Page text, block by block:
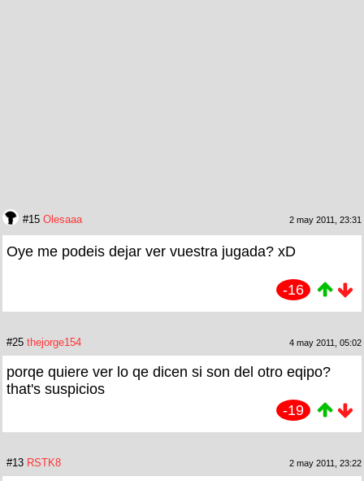
#15 Olesaaa 2 may 2011, 23:31
Oye me podeis dejar ver vuestra jugada? xD
-16
#25 thejorge154 4 may 2011, 05:02
porqe quiere ver lo qe dicen si son del otro eqipo?
that's suspicios
-19
#13 RSTK8 2 may 2011, 23:22